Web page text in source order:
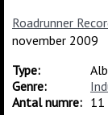
Roadrunner
november 2009
Type:
Genre:
Antal numre: 11